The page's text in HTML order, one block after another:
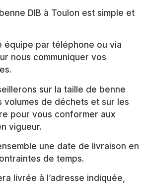
DIB à Toulon est simple et
équipe par téléphone ou via
nous communiquer vos
sur la taille de benne
volumes de déchets et sur les
pour vous conformer aux
vigueur.
une date de livraison en
de temps.
livrée à l’adresse indiquée,